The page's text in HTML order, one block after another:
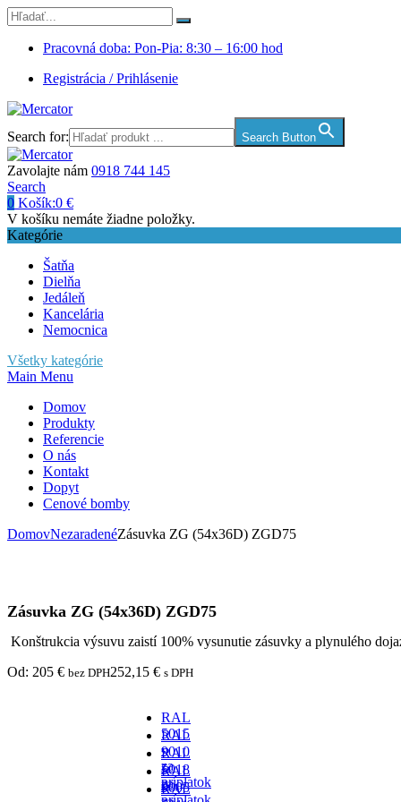
Pracovná doba: Pon-Pia: 8:30 – 16:00 hod
Registrácia / Prihlásenie
Search for: Search Button
Zavolajte nám 0918 744 145
Search
0 Košík:0 €
V košíku nemáte žiadne položky.
Kategórie
Šatňa
Dielňa
Jedáleň
Kancelária
Nemocnica
Všetky kategórie
Main Menu
Domov
Produkty
Referencie
O nás
Kontakt
Dopyt
Cenové bomby
DomovNezaradenéZásuvka ZG (54x36D) ZGD75
Zásuvka ZG (54x36D) ZGD75
Konštrukcia výsuvu zaistí 100% vysunutie zásuvky a plynulého
Od: 205 € bez DPH252,15 € s DPH
RAL
5015
-
za
príplatok
RAL
9010
-
za
RAL
5018
-
RAL
9005
RAL